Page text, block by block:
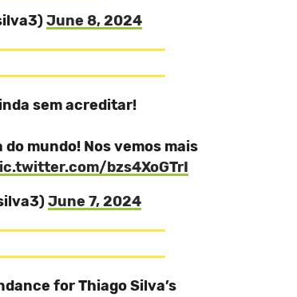
June 8, 2024
sem acreditar!
mundo! Nos vemos mais
bzs4XoGTrI
June 7, 2024
for Thiago Silva’s